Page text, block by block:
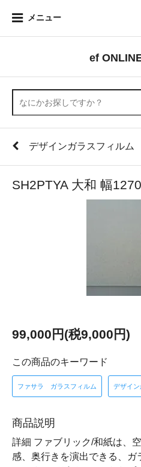
メニュー
ef
デザインガラスフィルム
SH2PTYA 大和 幅
99,000円(税9,000円)
この商品のキーワード
ファサラ ガラスフィルム デザイ
商品説明
詳細 ファブリック/和紙は、
感、奥行きを演出できる、